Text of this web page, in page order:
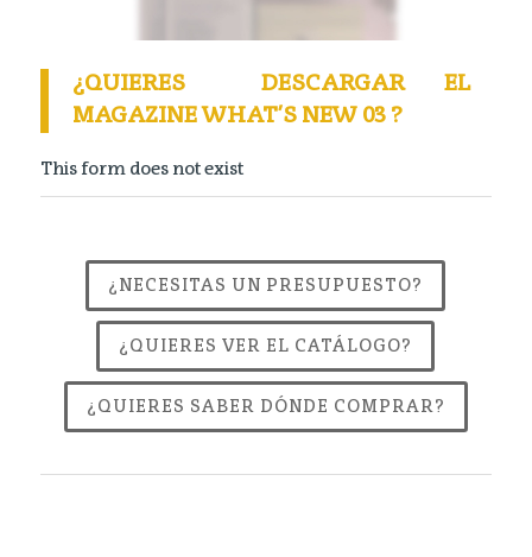
¿QUIERES DESCARGAR EL
MAGAZINE WHAT’S NEW 03 ?
This form does not exist
¿NECESITAS UN PRESUPUESTO?
¿QUIERES VER EL CATÁLOGO?
¿QUIERES SABER DÓNDE COMPRAR?